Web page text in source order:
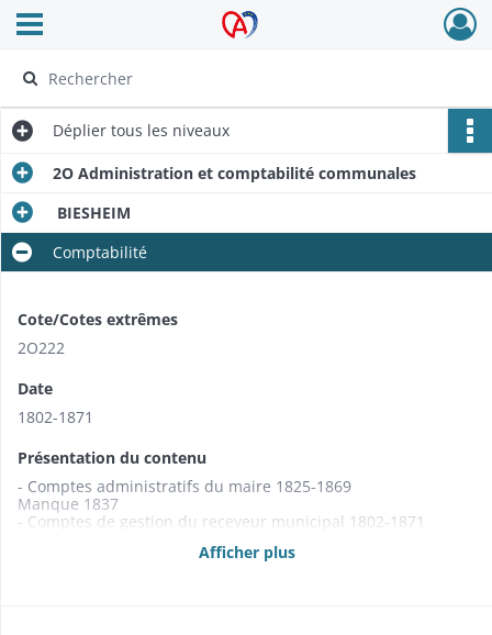
Archives Alsace - Colmar
Ouvrir le menu déroulant
Déplier tous les niveaux
2O Administration et comptabilité communales
BIESHEIM
Comptabilité
Cote/Cotes extrêmes
2O222
Date
1802-1871
Présentation du contenu
- Comptes administratifs du maire 1825-1869
Manque 1837
- Comptes de gestion du receveur municipal 1802-1871
Afficher plus